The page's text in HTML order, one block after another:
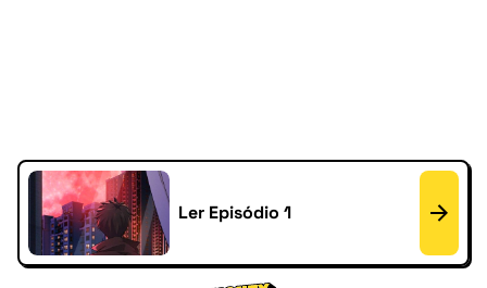
Ler Episódio 1